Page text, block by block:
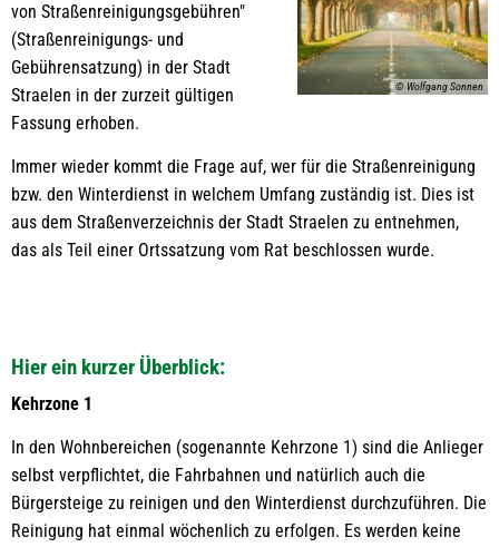
© Wolfgang Sonnen
von Straßenreinigungsgebühren"
(Straßenreinigungs- und
Gebührensatzung) in der Stadt
Straelen in der zurzeit gültigen
Fassung erhoben.
Immer wieder kommt die Frage auf, wer für die Straßenreinigung
bzw. den Winterdienst in welchem Umfang zuständig ist. Dies ist
aus dem Straßenverzeichnis der Stadt Straelen zu entnehmen,
das als Teil einer Ortssatzung vom Rat beschlossen wurde.
Hier ein kurzer Überblick:
Kehrzone 1
In den Wohnbereichen (sogenannte Kehrzone 1) sind die Anlieger
selbst verpflichtet, die Fahrbahnen und natürlich auch die
Bürgersteige zu reinigen und den Winterdienst durchzuführen. Die
Reinigung hat einmal wöchenlich zu erfolgen. Es werden keine